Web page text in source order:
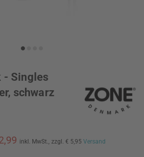
- Singles
schwarz
inkl. MwSt., zzgl. € 5,95 Versand